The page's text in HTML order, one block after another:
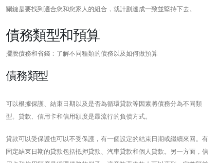
關鍵是要找到適合您和您家人的組合，就計劃達成一致並堅持下去。
債務類型和預算
擺脫債務和省錢：了解不同種類的債務以及如何做預算
債務類型
可以根據保護、結束日期以及是否為循環貸款等因素將債務分為不同類
型。貸款、信用卡和信用額度是最流行的負債方式。
貸款可以受保護也可以不受保護，有一個設定的結束日期或繼續來回。有
固定結束日期的貸款包括抵押貸款、汽車貸款和個人貸款。另一方面，信